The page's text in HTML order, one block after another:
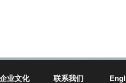
企业文化 联系我们